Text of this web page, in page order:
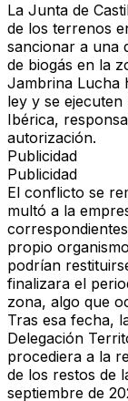
La Junta de
de los terrenos
sancionar a una
de biogás en la
Jambrina Lucha
ley y se ejecuten
Ibérica,
autorización.
Publicidad
Publicidad
El conflicto se
multó a la
propio
podrían
finalizara el
zona, algo que
Tras esa fecha,
Delegación
procediera a la
de los restos de
septiembre de